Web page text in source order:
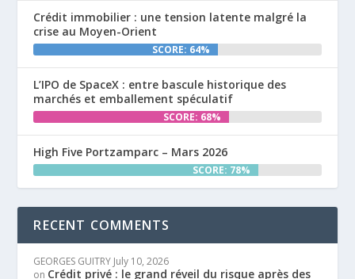
Crédit immobilier : une tension latente malgré la
crise au Moyen-Orient
SCORE: 64%
L’IPO de SpaceX : entre bascule historique des
marchés et emballement spéculatif
SCORE: 68%
High Five Portzamparc – Mars 2026
SCORE: 78%
RECENT COMMENTS
GEORGES GUITRY July 10, 2026
on Crédit privé : le grand réveil du risque après des